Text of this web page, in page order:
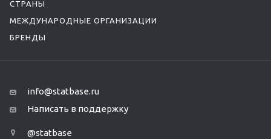
СТРАНЫ
МЕЖДУНАРОДНЫЕ ОРГАНИЗАЦИИ
БРЕНДЫ
info@statbase.ru
Написать в поддержку
@statbase